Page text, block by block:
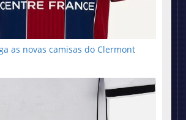
as novas camisas do Clermont